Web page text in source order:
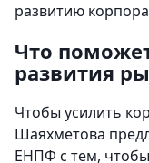
развитию
Что
развития
Чтобы усилить
Шаяхметова
ЕНПФ с тем,